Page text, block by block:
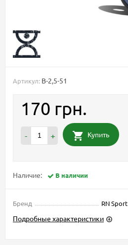
Артикул: B-2,5-51
170 грн.
- + Купить
Наличие: В наличии
Бренд RN Sport
Подробные характеристики